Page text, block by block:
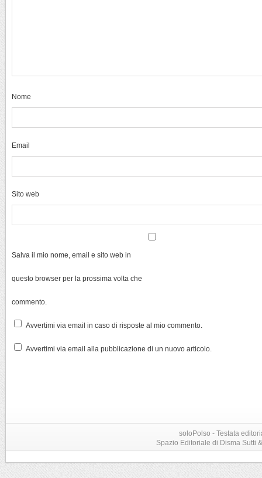
Nome
Email
Sito web
Salva il mio nome, email e sito web in
questo browser per la prossima volta che
commento.
Avvertimi via email in caso di risposte al mio commento.
Avvertimi via email alla pubblicazione di un nuovo articolo.
soloPolso - Testata
Spazio Editoriale di Disma Sutti